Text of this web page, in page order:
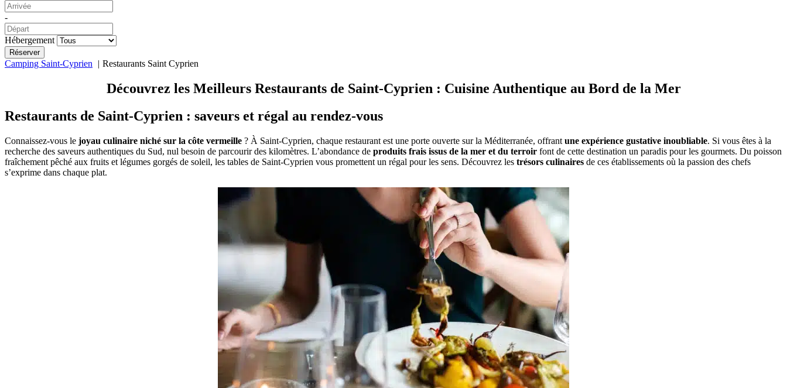
-
Hébergement
Camping Saint-Cyprien Restaurants Saint Cyprien
Découvrez les Meilleurs Restaurants de Saint-Cyprien : Cuisine Authentique au Bord de la Mer
Restaurants de Saint-Cyprien : saveurs et régal au rendez-vous
Connaissez-vous le joyau culinaire niché sur la côte vermeille ? À Saint-Cyprien, chaque restaurant est une porte ouverte sur la Méditerranée, offrant une expérience gustative inoubliable. Si vous êtes à la
recherche des saveurs authentiques du Sud, nul besoin de parcourir des kilomètres. L’abondance de produits frais issus de la mer et du terroir font de cette destination un paradis pour les gourmets. Du poisson
fraîchement pêché aux fruits et légumes gorgés de soleil, les tables de Saint-Cyprien vous promettent un régal pour les sens. Découvrez les trésors culinaires de ces établissements où la passion des chefs
s’exprime dans chaque plat.